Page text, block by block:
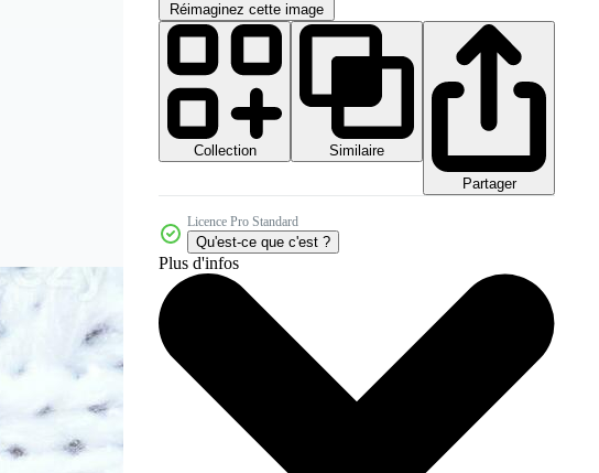
Réimaginez cette image
Collection
Similaire
Partager
Licence Pro Standard
Qu'est-ce que c'est ?
Plus d'infos